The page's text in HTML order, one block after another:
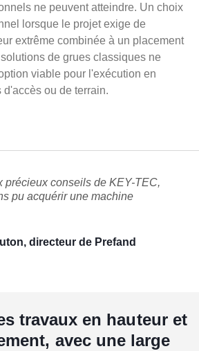
ne peuvent atteindre. Un choix
lorsque le projet exige de
extrême combinée à un placement
de grues classiques ne
viable pour l'exécution en
ou de terrain.
précieux conseils de KEY-TEC,
pu acquérir une machine
directeur de Prefand
travaux en hauteur et
avec une large